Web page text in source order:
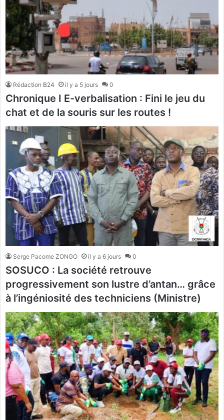
Rédaction B24 il y a 5 jours 0
Chronique I E-verbalisation : Fini le jeu du
chat et de la souris sur les routes !
Serge Pacome ZONGO il y a 6 jours 0
SOSUCO : La société retrouve
progressivement son lustre d’antan… grâce
à l’ingéniosité des techniciens (Ministre)